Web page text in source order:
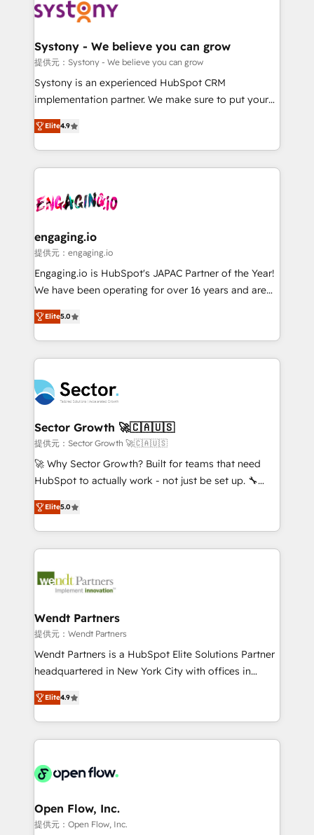
you grow faster, smarter, and with impact.
Data & Content 📈 Sales & Marketing Alignment +
Agent Creation 🔄 Custom Integrations & Data
Migration Why 1406 We become part of your team.
Your team learns while we build. We fix what others
broke. Built for mid-market reality—practical
constraints. By the Numbers 🏆 Top 1% of all
HubSpot partners 🔄 Top 5% globally in client
and sales ops at mid-market companies ready to
move beyond spreadsheets into unified systems
Systony - We believe you can grow
提供元：Systony - We believe you can grow
Systony is an experienced HubSpot CRM
implementation partner. We make sure to put your
organization's needs and goals first and think along
with your organization. We are only satisfied once
you are too. Why Systony? - 20+ years of
experience with CRM, Marketing, Sales & Service
Own back-end developers - Complex data
View, SuperOffice) - Custom integrations (e.g. MS
Business Central, Navision, AX, SAP, Exact, AFAS) We
focus on growing B2B companies in the SME sector
such as manufacturing, SaaS, business services and
partner, we know how important user adoption is.
That's why we have developed a step-by-step
technology and people with each other. Together we
strive for optimal customer processes and
experiences. Systony – We believe you can grow!
Elite4.9
engaging.io
提供元：engaging.io
Engaging.io is HubSpot's JAPAC Partner of the Year!
We have been operating for over 16 years and are
one of HubSpot's most experienced and technically
capable Agency Partners globally. We specialise in
complex CRM migrations, implementations,
integrations, custom CMS portal development,
businesses. Our teams are based in North America
and APAC. We are HubSpot's top-ranked Advanced
Implementation Certified Partner and we contribute
to their advisory council. We strive to do 'good work
with good people' and have worked with incredible
brands. You can see some of them on our website,
Elite5.0
Sector Growth 🚀🇨🇦🇺🇸
提供元：Sector Growth 🚀🇨🇦🇺🇸
🚀 Why Sector Growth? Built for teams that need
HubSpot to actually work - not just be set up. 🔧
HubSpot Experts: Onboarding, migrations,
automation, and training built for adoption. ⚡ Highly
Technical Execution: ERP, EMR and Custom
Integrations; complex builds delivered in weeks, not
workflows; automation agents; process optimization
Healthcare: HIPAA implementations; secure data
workflows 💼 Financial Services: compliant
workflows; audit-ready reporting ⚖️ Legal: client
intake; pipeline and document workflows 🛒 E-
revenue automation 🏢 Real Estate: deal pipelines;
portfolio and lifecycle management 🏭
HIPAA-aware; CASL-compliant; GDPR-ready
implementations where required 💡 Why 500+
built to scale.
Elite5.0
Wendt Partners
提供元：Wendt Partners
Wendt Partners is a HubSpot Elite Solutions Partner
headquartered in New York City with offices in
Toronto, London and Melbourne. As a global
HubSpot partner, we specialize in working with
sophisticated B2B companies to implement the
HubSpot CRM platform across client organizations.
industrial/manufacturing, professional services,
distribution, commercial real estate, technology,
finserv/fintech, IT managed services, transportation
Elite4.9
Open Flow, Inc.
提供元：Open Flow, Inc.